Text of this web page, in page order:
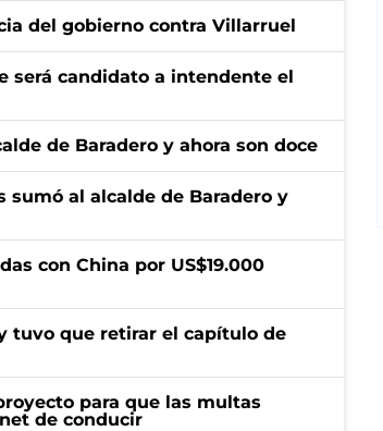
del gobierno contra Villarruel
será candidato a intendente el
de Baradero y ahora son doce
sumó al alcalde de Baradero y
con China por US$19.000
tuvo que retirar el capítulo de
para que las multas
de conducir